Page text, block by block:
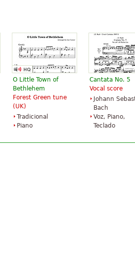
O Little Town of
Bethlehem
Forest Green tune
(UK)
Tradicional
Piano
Cantata No. 5
Vocal score
Johann
Bach
Voz, Piano,
Teclado